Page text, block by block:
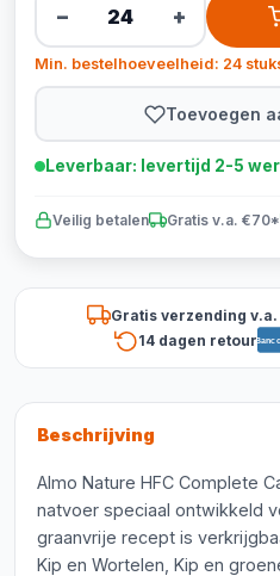
− +
Min. bestelhoeveelheid: 24
Toevoegen
Leverbaar: levertijd 2-5
Veilig betalen Gratis v.a. €70*
Gratis verzending
14 dagen retour
Beschrijving
Almo Nature HFC Complete
natvoer speciaal ontwikkeld
graanvrije recept is
Kip en Wortelen, Kip en